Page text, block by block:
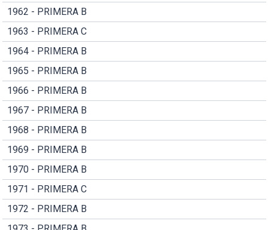
1962 - PRIMERA B
1963 - PRIMERA C
1964 - PRIMERA B
1965 - PRIMERA B
1966 - PRIMERA B
1967 - PRIMERA B
1968 - PRIMERA B
1969 - PRIMERA B
1970 - PRIMERA B
1971 - PRIMERA C
1972 - PRIMERA B